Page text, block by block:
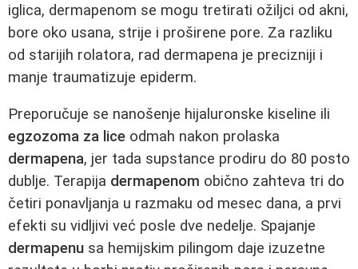
iglica, dermapenom se mogu tretirati ožiljci od akni,
bore oko usana, strije i proširene pore. Za razliku
od starijih rolatora, rad dermapena je precizniji i
manje traumatizuje epiderm.
Preporučuje se nanošenje hijaluronske kiseline ili
egzozoma za lice odmah nakon prolaska
dermapena, jer tada supstance prodiru do 80 posto
dublje. Terapija dermapenom obično zahteva tri do
četiri ponavljanja u razmaku od mesec dana, a prvi
efekti su vidljivi već posle dve nedelje. Spajanje
dermapenu sa hemijskim pilingom daje izuzetne